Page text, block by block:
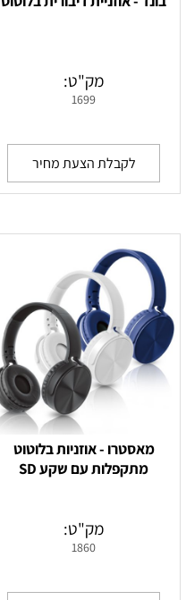
מק"ט:
1699
לקבלת הצעת מחיר
מאסטרו - אוזניות בלוטוט
מתקפלות עם שקע SD
מק"ט:
1860